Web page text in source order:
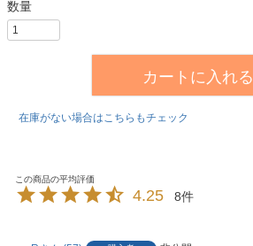
カートに入れる
在庫がない場合はこちらもチェック
4.25 8